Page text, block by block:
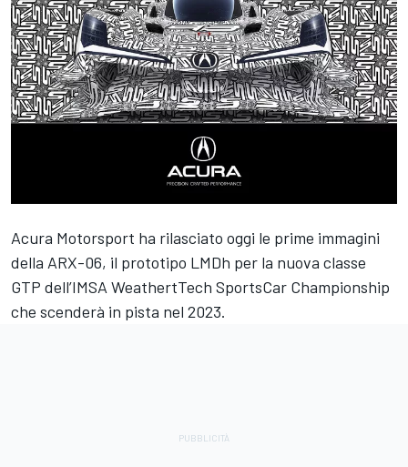
Acura Motorsport ha rilasciato oggi le prime immagini
della ARX-06, il prototipo LMDh per la nuova classe
GTP dell’IMSA WeathertTech SportsCar Championship
che scenderà in pista nel 2023.